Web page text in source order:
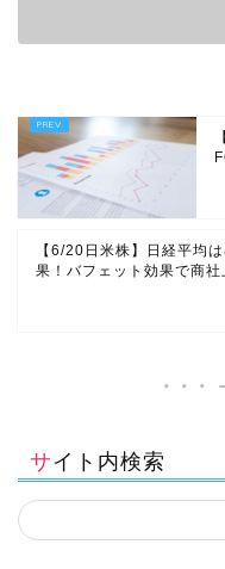
【6/20日米株】日経平均
果！バフェット効果で商社
サイト内検索